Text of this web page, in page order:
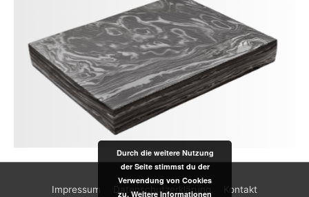
Impressum Datenschutzerklärung Kontakt
Durch die weitere Nutzung
der Seite stimmst du der
Verwendung von Cookies
zu. Weitere Informationen